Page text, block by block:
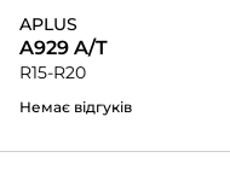
APLUS
A929 A/T
R15-R20
Немає відгуків